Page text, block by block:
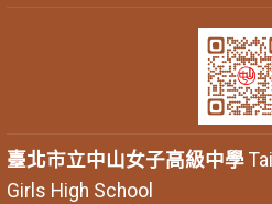
臺北市立中山女子高級中學
Girls High School